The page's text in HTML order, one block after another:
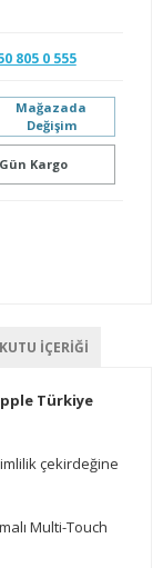
805 0 555
Mağazada
Değişim
Kargo
İÇERIĞI
Türkiye
çekirdeğine
Multi-Touch